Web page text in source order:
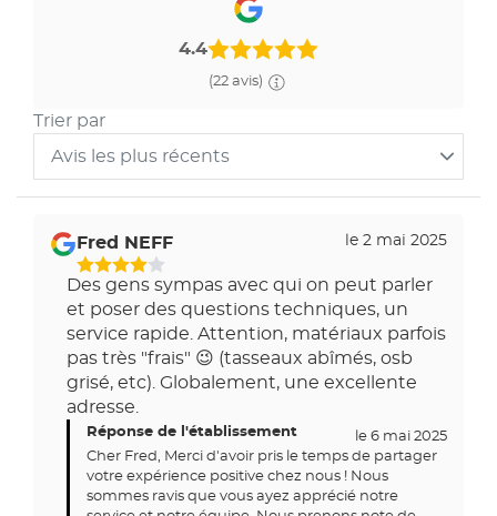
4.4
(22 avis)
Trier par
Avis les plus récents
avis
Fred NEFF
4
Étoiles
Sur
5
le 2 mai 2025
Des gens sympas avec qui on peut parler
et poser des questions techniques, un
service rapide. Attention, matériaux parfois
pas très "frais" 😉 (tasseaux abîmés, osb
grisé, etc). Globalement, une excellente
adresse.
Réponse de l'établissement
le 6 mai 2025
Cher Fred, Merci d'avoir pris le temps de partager
votre expérience positive chez nous ! Nous
sommes ravis que vous ayez apprécié notre